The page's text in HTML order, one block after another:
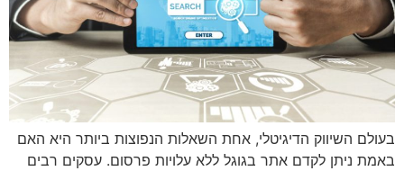
בעולם השיווק הדיגיטלי, אחת השאלות הנפוצות ביותר היא האם
באמת ניתן לקדם אתר בגוגל ללא עלויות פרסום. עסקים רבים